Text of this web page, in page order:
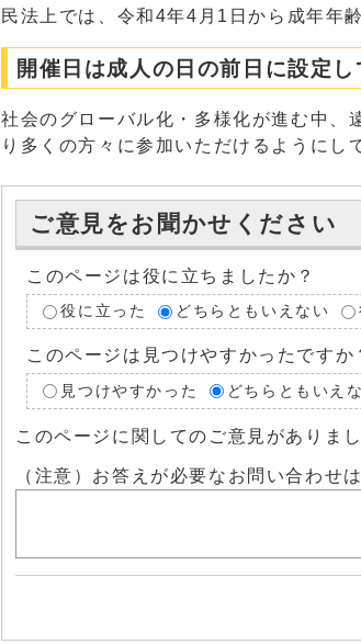
民法上では、令和4年4月1日から成年年
開催日は成人の日の前日に設定し
社会のグローバル化・多様化が進む中、
り多くの方々に参加いただけるようにし
ご意見をお聞かせください
このページは役に立ちましたか？
役に立った どちらともいえない
このページは見つけやすかったですか
見つけやすかった どちらともいえ
このページに関してのご意見がありま
（注意）お答えが必要なお問い合わせ